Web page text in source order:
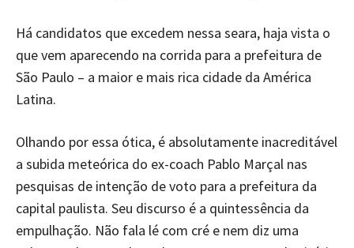
Há candidatos que excedem nessa seara, haja vista o
que vem aparecendo na corrida para a prefeitura de
São Paulo – a maior e mais rica cidade da América
Latina.
Olhando por essa ótica, é absolutamente inacreditável
a subida meteórica do ex-coach Pablo Marçal nas
pesquisas de intenção de voto para a prefeitura da
capital paulista. Seu discurso é a quintessência da
empulhação. Não fala lé com cré e nem diz uma